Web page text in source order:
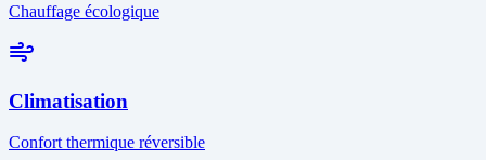
Chauffage écologique
Climatisation
Confort thermique réversible